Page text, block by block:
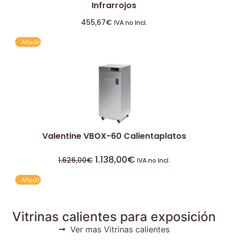
Infrarrojos
455,67€ IVA no Incl.
Añadir
Valentine VBOX-60 Calientaplatos
1.626,00€ 1.138,00€ IVA no Incl.
Añadir
Vitrinas calientes para exposición
Ver mas Vitrinas calientes